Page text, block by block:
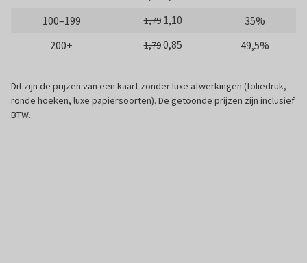
100–199
1,79 1,10
35%
200+
1,790,85 49,5%
Dit zijn de prijzen van een kaart zonder luxe afwerkingen (foliedruk,
ronde hoeken, luxe papiersoorten). De getoonde prijzen zijn inclusief
BTW.